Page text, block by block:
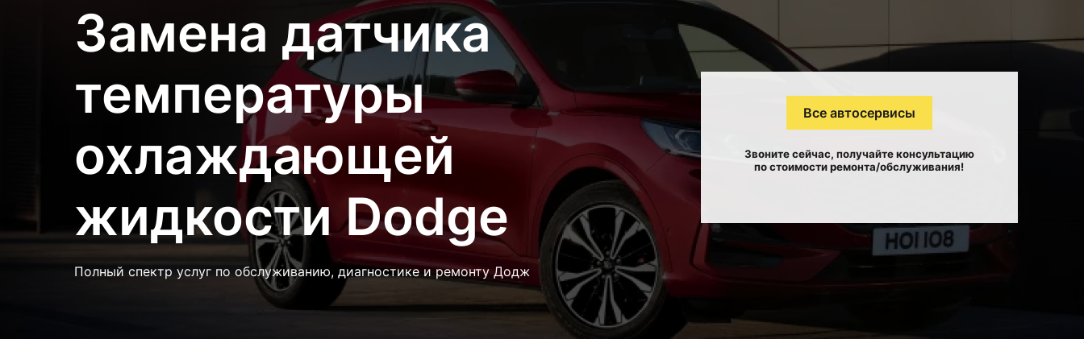
Замена датчика
температуры
охлаждающей
жидкости Dodge
Полный спектр услуг по обслуживанию, диагностике и ремонту Додж
Все автосервисы
Звоните сейчас, получайте консультацию
по стоимости ремонта/обслуживания!